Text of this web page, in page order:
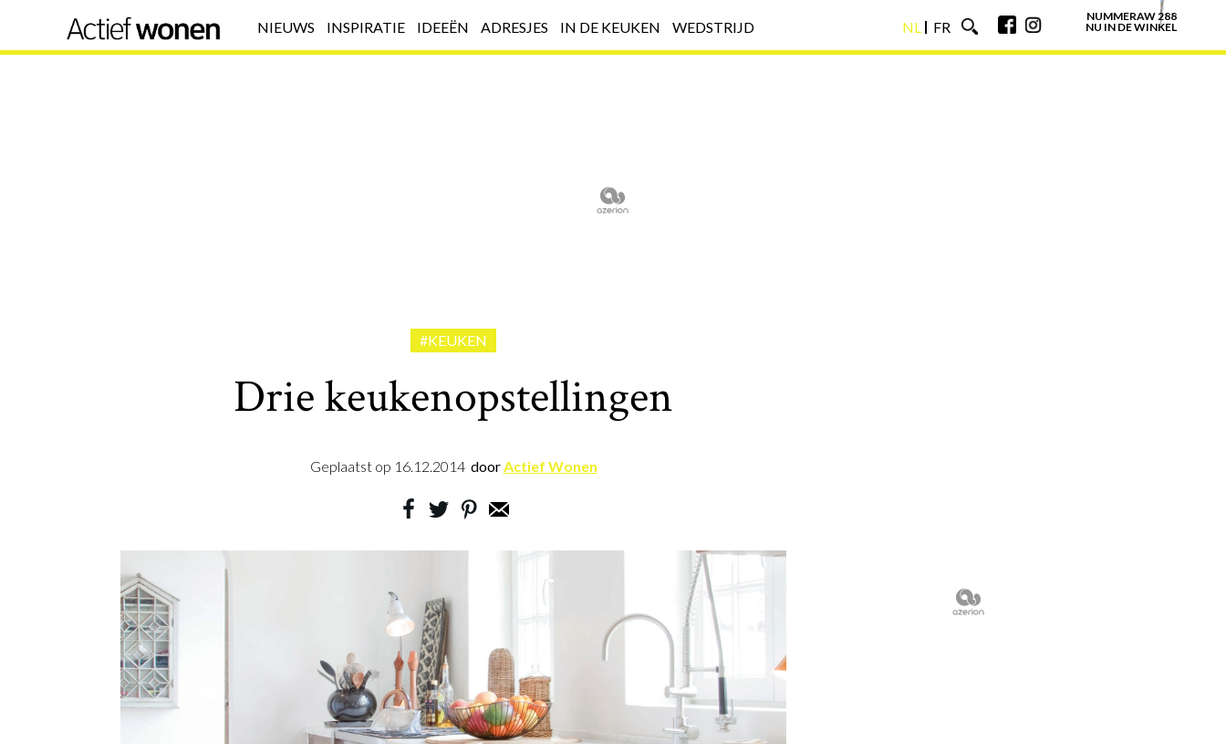
NIEUWS INSPIRATIE IDEEËN ADRESJES IN DE KEUKEN WEDSTRIJD
NL
FR
NUMMERAW 288
NU IN DE WINKEL
#KEUKEN
Drie keukenopstellingen
Geplaatst op 16.12.2014 doorActief Wonen